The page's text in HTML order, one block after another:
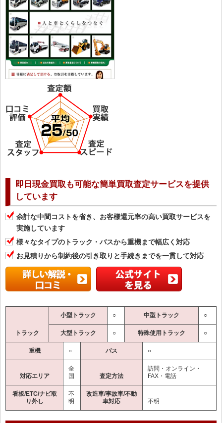
即日現金買取も可能な簡単買取査定サービスを提供
しています
余計な中間コストを省き、お客様還元率の高い買取サービスを
実施しています
様々なタイプのトラック・バスから重機まで幅広く対応
お見積りから制約後の引き取りと手続きまでを一貫して対応
トラック
小型トラック ○ 中型トラック ○
大型トラック ○ 特殊使用トラック ○
重機 ○ バス ○
対応エリア
全
国
査定方法
訪問・オンライン・
FAX・電話
看板/ETC/ナビ取
り外し
不
明
改造車/事故車/不動
車対応
不明